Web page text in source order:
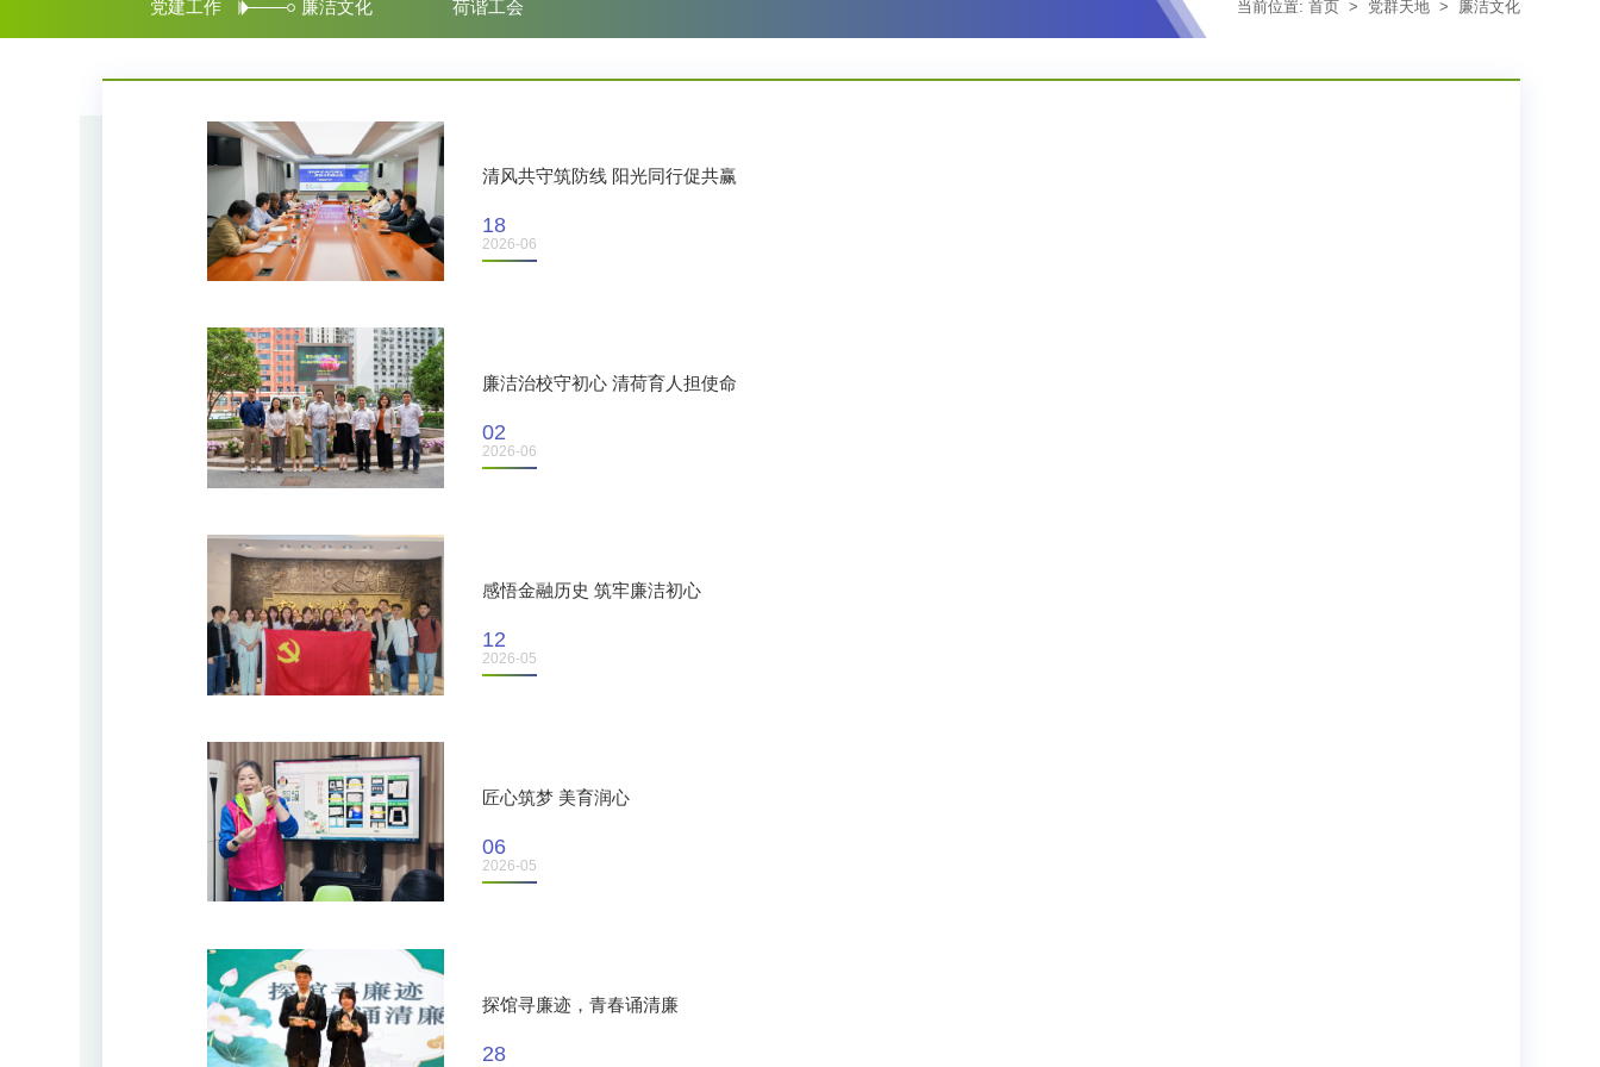
党建工作 廉洁文化 荷谐工会 当前位置: 首页> 党群天地> 廉洁文化
清风共守筑防线 阳光同行促共赢
18
2026-06
廉洁治校守初心 清荷育人担使命
02
2026-06
感悟金融历史 筑牢廉洁初心
12
2026-05
匠心筑梦 美育润心
06
2026-05
探馆寻廉迹，青春诵清廉
28